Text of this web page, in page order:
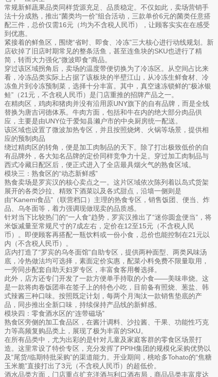
常规新鲜蔬果品类同样货源充足、品质稳定。不仅如此，卖场营销手
法十分成熟，推出“菌类均一价”组合活动，三款单价6元的菌类任意搭
配三件，总价仅需16元（均为不含税人民币），让顾客实实在在感受
到优惠。
紧接着的鲜鱼区，围绕“省时、即食、冷冻”三大核心进行动线规划。新
店砍掉了旧店时期常见的整条活鱼，甚至连鱼块的SKU也进行了精
简，转而大力强化“微波即食”商品。
穿过该区域拐角后，卖场的温度带便切换为了冷冻区。从空间占比来
看，冷冻品类实际上占据了该板块的半壁江山，从冷冻生鲜食材、冷
冻鱼片到冷冻预制菜，选择十分丰富。其中，真空速冻锁鲜的“极冰银
鲑”（21元，不含税人民币）是门店重推的招牌产品之一。
在精肉区，鸡肉和猪肉并没有沿用原UNY旗下的自有品牌，而是全线
替换为唐吉诃德体系。牛肉方面，包括和牛在内的绝大部分肉品供
应，主要是由UNY位于爱知县濑户市的中央厨房统一配送。
该区域也设置了微波加热专区，并且按照烧烤、火锅等场景，提供相
应的预制肉品
绕过精肉区的转角，便是加工肉制品的天下。除了打出极致低价的自
有品牌外，各大知名品牌的定价同样竞争力十足。穿过加工肉制品与
西式冷藏日配区后，便正式进入了全店最具烟火气的熟食区域。
模块三：熟食区的“动态新鲜感”
熟食卖场是罗宾汉的核心卖点之一。这片区域依次陈列着以岛式货架
展开的各类沙拉、精致下酒菜以及各式甜点，沿墙一侧则是
由“Kanemi食品”（联营档口）主理的热食专区，销售饭团、便当、炸
品、乌冬面等，着力强调现做现卖的品质感。
针对当下比较热门的“一人食”趋势，罗宾汉推出了“迷你圆盒便当”，将
米饭减量至常规尺寸的7成左右，定价在12至15元（不含税人民
币）。即便顾客再搭配一瓶饮料或一份小食，总价也能控制在21元以
内（不含税人民币）。
店内打造了“罗宾的乌冬面馆”自助专区，提供两种面型、两类风味汤
底，冷热做法均可选择，素面定价实惠，配菜小料免费不限量取用，
一旁同步配套自助天妇罗专区，丰富食客用餐选择。
此外，店方还专门开发了一款方便单手持取的小食——美味串烧。这
是一款将肉卷饭团串在签子上的特色小吃，目前备有照烧、葱盐、韩
式辣酱三种口味。按照既定计划，每两个月淘汰一款销售垫底的产
品，同步推出全新口味，持续保持产品线的新鲜感。
模块四：零食酒水区的“连带磁场”
熟食区旁侧的加工食品区，在酱汁调料、沙拉酱、干果、功能性巧克
力等高频复购品类上，展现了极为丰富的SKU。
在所有品类中，尤为出彩的是针对儿童及家庭客群的零食区场景打
造。这里常设了特价专区，充分发挥了PPIH集团的规模化采购优势以
及“尾货/临期特批采购”的渠道能力。开业期间，桃哈多Tohato的“焦糖
玉米脆”直接打出了3元（不含税人民币）的超低价。
酒水品类方面，门店重点扩充洋酒与利口酒布局，商品品类丰富度达